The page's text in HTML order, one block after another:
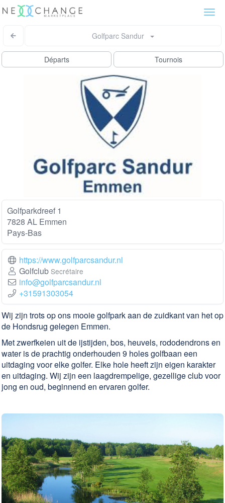
Golfparc Sandur
Départs Tournois
Golfparkdreef 1
7828 AL Emmen
Pays-Bas
https://www.golfparcsandur.nl
Golfclub Secrétaire
info@golfparcsandur.nl
+31591303054
Wij zijn trots op ons mooie golfpark aan de zuidkant van het op
de Hondsrug gelegen Emmen.
Met zwerfkeien uit de ijstijden, bos, heuvels, rododendrons en
water is de prachtig onderhouden 9 holes golfbaan een
uitdaging voor elke golfer. Elke hole heeft zijn eigen karakter
en uitdaging. Wij zijn een laagdrempelige, gezellige club voor
jong en oud, beginnend en ervaren golfer.